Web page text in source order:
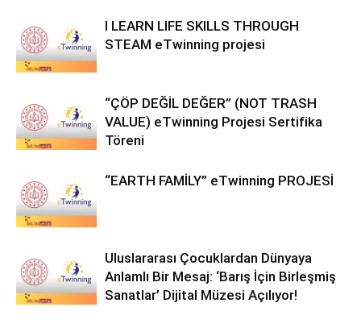
I LEARN LIFE SKILLS THROUGH
STEAM eTwinning projesi
“ÇÖP DEĞİL DEĞER” (NOT TRASH
VALUE) eTwinning Projesi Sertifika
Töreni
“EARTH FAMİLY” eTwinning PROJESİ
Uluslararası Çocuklardan Dünyaya
Anlamlı Bir Mesaj: ‘Barış İçin Birleşmiş
Sanatlar’ Dijital Müzesi Açılıyor!